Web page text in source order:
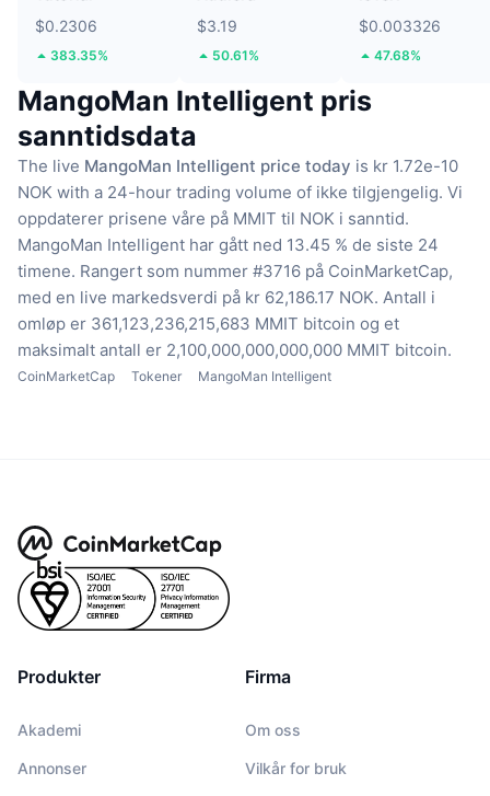
$0.2306
383.35%
$3.19
50.61%
$0.003326
47.68%
MangoMan Intelligent pris
sanntidsdata
The live MangoMan Intelligent price today is kr 1.72e-10
NOK with a 24-hour trading volume of ikke tilgjengelig. Vi
oppdaterer prisene våre på MMIT til NOK i sanntid.
MangoMan Intelligent har gått ned 13.45 % de siste 24
timene. Rangert som nummer #3716 på CoinMarketCap,
med en live markedsverdi på kr 62,186.17 NOK. Antall i
omløp er 361,123,236,215,683 MMIT bitcoin og et
maksimalt antall er 2,100,000,000,000,000 MMIT bitcoin.
CoinMarketCap Tokener MangoMan Intelligent
Produkter
Akademi
Annonser
Firma
Om oss
Vilkår for bruk